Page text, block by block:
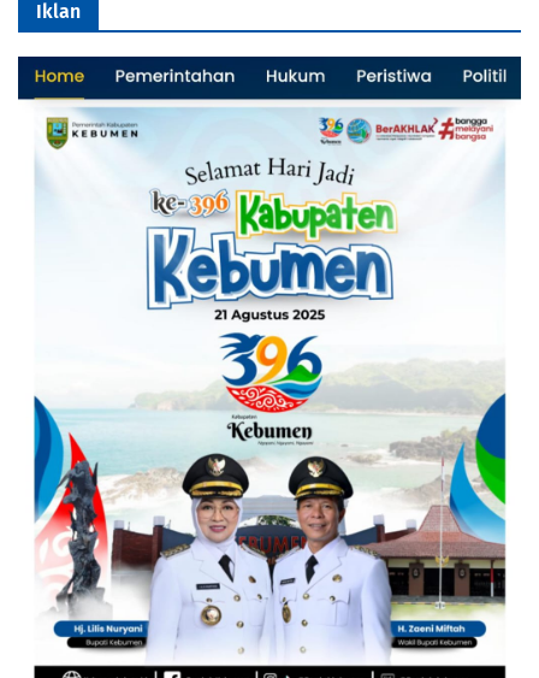
Iklan